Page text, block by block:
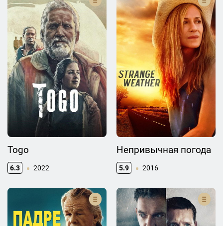
Togo
6.3 2022
Непривычная погода
5.9 2016